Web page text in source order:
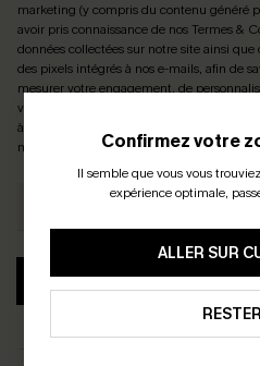
Confirmez votre
Il semble que vous vous
expérience optimale,
ALLER SUR
marketing (y compris du contenu généré
avoir pris connaissance de nosTermes &
données collectées sur notre site ainsi
des pixels intégrés à nos e-mails, afin de
mesurer votre engagement, de
vous recommander des produits
à notre
moment.
S'ABONNER